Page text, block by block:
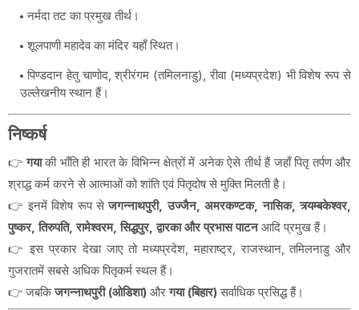
नर्मदा तट का प्रमुख तीर्थ।
शूलपाणी महादेव का मंदिर यहाँ स्थित।
पिण्डदान हेतु चाणोद, श्रीरंगम (तमिलनाडु), रीवा (मध्यप्रदेश) भी विशेष रूप से
उल्लेखनीय स्थान हैं।
निष्कर्ष
👉गयाकी भाँति ही भारत के विभिन्न क्षेत्रों में अनेक ऐसे तीर्थ हैं जहाँ पितृ तर्पण और
श्राद्ध कर्म करने से आत्माओं को शांति एवं पितृदोष से मुक्ति मिलती है।
👉 इनमें विशेष रूप सेजगन्नाथपुरी, उज्जैन, अमरकण्टक, नासिक, त्र्यम्बकेश्वर,
पुष्कर, तिरुपति, रामेश्वरम, सिद्धपुर, द्वारका और प्रभास पाटनआदि प्रमुख हैं।
👉 इस प्रकार देखा जाए तो मध्यप्रदेश, महाराष्ट्र, राजस्थान, तमिलनाडु और
गुजरातमें सबसे अधिक पितृकर्म स्थल हैं।
👉 जबकिजगन्नाथपुरी (ओडिशा) औरगया (बिहार)सर्वाधिक प्रसिद्ध हैं।